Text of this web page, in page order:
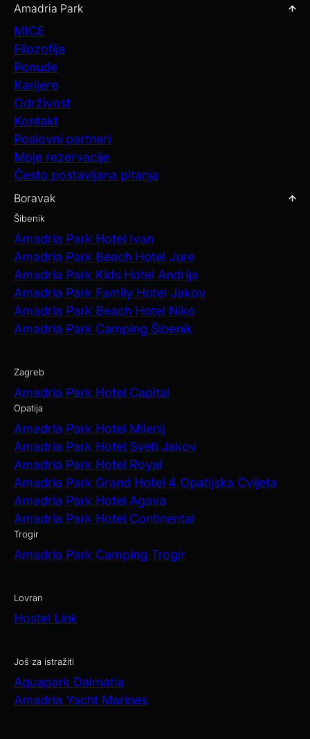
Amadria Park
MICE
Filozofija
Ponude
Karijere
Održivost
Kontakt
Poslovni partneri
Moje rezervacije
Često postavljana pitanja
Boravak
Šibenik
Amadria Park Hotel Ivan
Amadria Park Beach Hotel Jure
Amadria Park Kids Hotel Andrija
Amadria Park Family Hotel Jakov
Amadria Park Beach Hotel Niko
Amadria Park Camping Šibenik
Zagreb
Amadria Park Hotel Capital
Opatija
Amadria Park Hotel Milenij
Amadria Park Hotel Sveti Jakov
Amadria Park Hotel Royal
Amadria Park Grand Hotel 4 Opatijska Cvijeta
Amadria Park Hotel Agava
Amadria Park Hotel Continental
Trogir
Amadria Park Camping Trogir
Lovran
Hostel Link
Još za istražiti
Aquapark Dalmatia
Amadria Yacht Marines